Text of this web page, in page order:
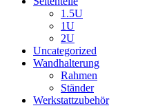
1.5U
1U
2U
Uncategorized
Wandhalterung
Rahmen
Ständer
Werkstattzubehör